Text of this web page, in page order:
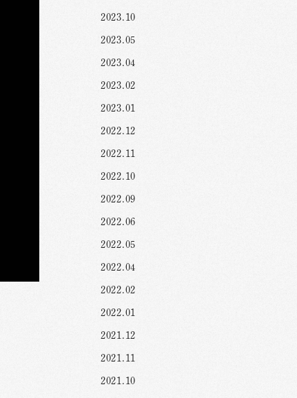
2023.10
2023.05
2023.04
2023.02
2023.01
2022.12
2022.11
2022.10
2022.09
2022.06
2022.05
2022.04
2022.02
2022.01
2021.12
2021.11
2021.10